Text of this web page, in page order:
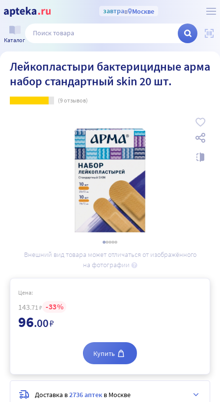
завтрав Москве
Каталог
Лейкопластыри бактерицидные арма
набор стандартный skin 20 шт.
(9отзывов)
Внешний вид товара может отличаться от изображённого
на фотографии
Цена:
143.71 ₽ 33
96.00₽
Купить
Доставка в2736 аптек в Москве